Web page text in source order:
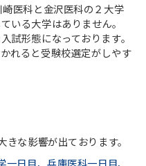
医科と金沢医科の２大学
いる大学はありません。
試形態になっております。
れると受験校選定がしやす
な影響が出ております。
日目、兵庫医科一日目、